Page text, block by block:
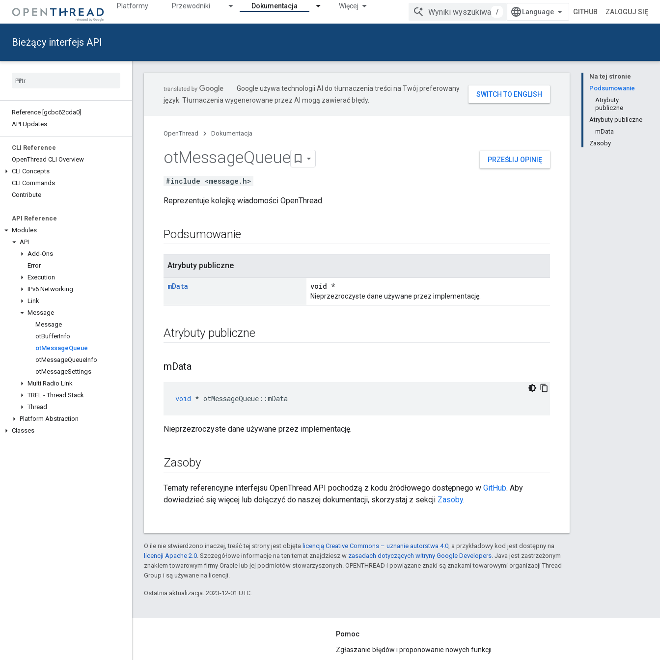
Platformy Przewodniki Dokumentacja Więcej
/ GITHUB ZALOGUJ SIĘ
Bieżący interfejs API
Reference [gcbc62cda0]
API Updates
CLI Reference
OpenThread CLI Overview
CLI Concepts
CLI Commands
Contribute
API Reference
Modules
API
Add-Ons
Error
Execution
IPv6 Networking
Link
Message
Message
otBufferInfo
otMessageQueue
otMessageQueueInfo
otMessageSettings
Multi Radio Link
TREL - Thread Stack
Thread
Platform Abstraction
Classes
Na tej stronie
Podsumowanie
Atrybuty
publiczne
Atrybuty publiczne
mData
Zasoby
Google używa technologii AI do tłumaczenia treści na Twój preferowany
język. Tłumaczenia wygenerowane przez AI mogą zawierać błędy.
OpenThread Dokumentacja
PRZEŚLIJ OPINIĘ
otMessageQueue
#include <message.h>
Reprezentuje kolejkę wiadomości OpenThread.
Podsumowanie
Atrybuty publiczne
mData void *
Nieprzezroczyste dane używane przez implementację.
Atrybuty publiczne
mData
void * otMessageQueue ::mData
Nieprzezroczyste dane używane przez implementację.
Zasoby
Tematy referencyjne interfejsu OpenThread API pochodzą z kodu źródłowego dostępnego w GitHub. Aby
dowiedzieć się więcej lub dołączyć do naszej dokumentacji, skorzystaj z sekcji Zasoby.
O ile nie stwierdzono inaczej, treść tej strony jest objęta licencją Creative Commons – uznanie autorstwa 4.0, a przykładowy kod jest dostępny na
licencji Apache 2.0. Szczegółowe informacje na ten temat znajdziesz w zasadach dotyczących witryny Google Developers. Java jest zastrzeżonym
znakiem towarowym firmy Oracle lub jej podmiotów stowarzyszonych. OPENTHREAD i powiązane znaki są znakami towarowymi organizacji Thread
Group i są używane na licencji.
Ostatnia aktualizacja: 2023-12-01 UTC.
Pomoc
Zgłaszanie błędów i proponowanie nowych funkcji